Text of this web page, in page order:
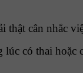
cân nhắc
có thai hoặc